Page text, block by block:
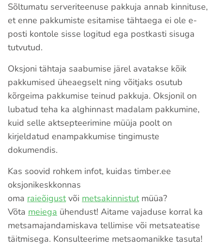
Sõltumatu serveriteenuse pakkuja annab kinnituse,
et enne pakkumiste esitamise tähtaega ei ole e-
posti kontole sisse logitud ega postkasti sisuga
tutvutud.
Oksjoni tähtaja saabumise järel avatakse kõik
pakkumised üheaegselt ning võitjaks osutub
kõrgeima pakkumise teinud pakkuja. Oksjonil on
lubatud teha ka alghinnast madalam pakkumine,
kuid selle aktsepteerimine müüja poolt on
kirjeldatud enampakkumise tingimuste
dokumendis.
Kas soovid rohkem infot, kuidas timber.ee
oksjonikeskkonnas
oma raieõigustvõi metsakinnistutmüüa?
Võta meiega ühendust! Aitame vajaduse korral ka
metsamajandamiskava tellimise või metsateatise
täitmisega. Konsulteerime metsaomanikke tasuta!